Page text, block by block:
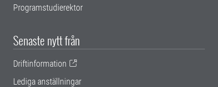
Programstudierektor
Senaste nytt från
Driftinformation
Lediga anställningar